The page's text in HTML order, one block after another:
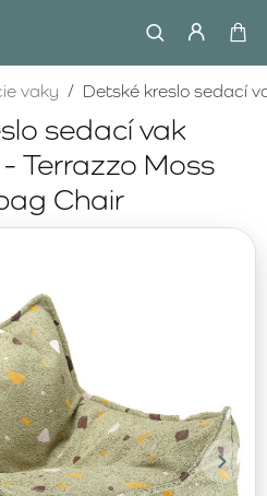
sedací vak
Terrazzo Moss
Chair
vaky Detské kreslo sedací